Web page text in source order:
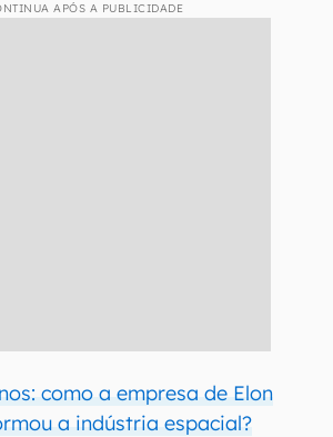
APÓS A PUBLICIDADE
como a empresa de Elon
a indústria espacial?